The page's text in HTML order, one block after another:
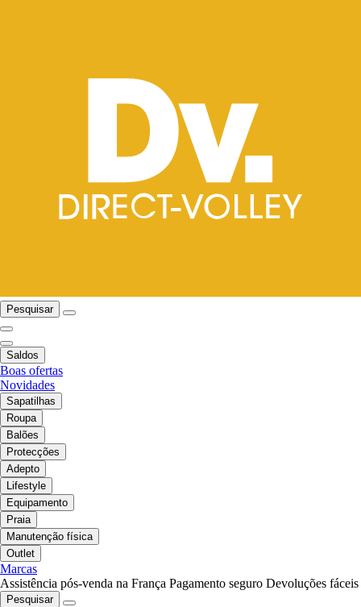
Pesquisar
Saldos
Boas ofertas
Novidades
Sapatilhas
Roupa
Balões
Protecções
Adepto
Lifestyle
Equipamento
Praia
Manutenção física
Outlet
Marcas
Assistência pós-venda na França Pagamento seguro Devoluções fáceis
Pesquisar